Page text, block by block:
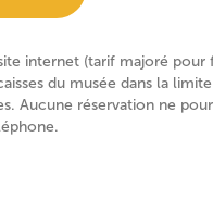
internet (tarif majoré pour
du musée dans la
Aucune réservation ne